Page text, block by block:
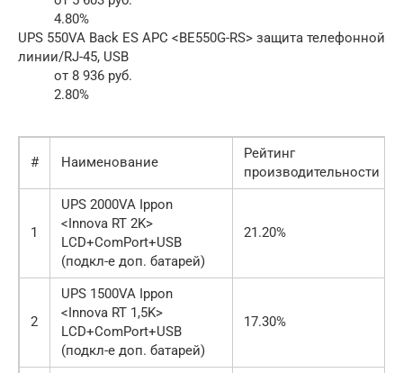
4.80%
UPS 550VA Back ES APC <BE550G-RS> защита телефонной
линии/RJ-45, USB
от 8 936 руб.
2.80%
# Наименование
Рейтинг
производительности
1
UPS 2000VA Ippon
<Innova RT 2K>
LCD+ComPort+USB
(подкл-е доп. батарей)
21.20%
2
UPS 1500VA Ippon
<Innova RT 1,5K>
LCD+ComPort+USB
(подкл-е доп. батарей)
17.30%